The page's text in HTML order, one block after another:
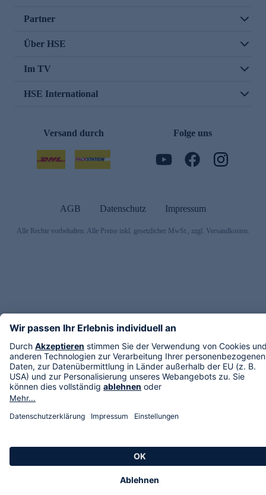
Partner
Über HSE
Im TV
HSE International
Versand durch Folge uns
AGB Datenschutz Impressum
Alle Rechte vorbehalten. Alle Preise inkl. gesetzlicher MwSt., zzgl. Versandkosten.